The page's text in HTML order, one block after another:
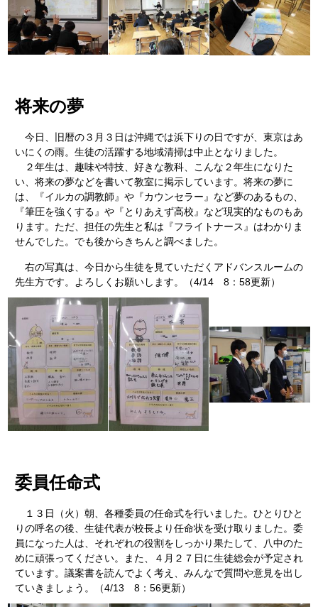
将来の夢
今日、旧暦の３月３日は沖縄では浜下りの日ですが、東京はあ
いにくの雨。生徒の活躍する地域清掃は中止となりました。
２年生は、趣味や特技、好きな教科、こんな２年生になりた
い、将来の夢などを書いて教室に掲示しています。将来の夢に
は、『イルカの調教師』や『カウンセラー』など夢のあるもの、
『筆圧を強くする』や『とりあえず高校』など現実的なものもあ
ります。ただ、担任の先生と私は『フライトナース』はわかりま
せんでした。でも後からきちんと調べました。
右の写真は、今日から生徒を見ていただくアドバンスルームの
先生方です。よろしくお願いします。（4/14 8：58更新）
委員任命式
１３日（火）朝、各種委員の任命式を行いました。ひとりひと
りの呼名の後、生徒代表が校長より任命状を受け取りました。委
員になった人は、それぞれの役割をしっかり果たして、八中のた
めに頑張ってください。また、４月２７日に生徒総会が予定され
ています。議案書を読んでよく考え、みんなで質問や意見を出し
ていきましょう。（4/13 8：56更新）